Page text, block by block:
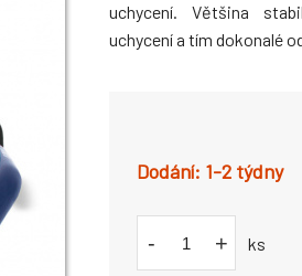
uchycení. Většina
uchycení a tím dokonalé
1-2 týdny
- + ks